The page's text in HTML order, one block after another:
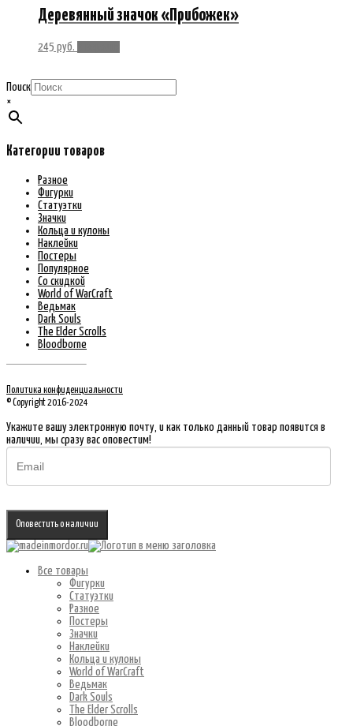
Деревянный значок «Прибожек»
245 руб.
Поиск
×
Категории товаров
Разное
Фигурки
Статуэтки
Значки
Кольца и кулоны
Наклейки
Постеры
Популярное
Со скидкой
World of WarCraft
Ведьмак
Dark Souls
The Elder Scrolls
Bloodborne
Политика конфиденциальности
© Copyright 2016-2024
Укажите вашу электронную почту, и как только данный товар появится в
наличии, мы сразу вас оповестим!
Оповестить о наличии
Все товары
Фигурки
Статуэтки
Разное
Постеры
Значки
Наклейки
Кольца и кулоны
World of WarCraft
Ведьмак
Dark Souls
The Elder Scrolls
Bloodborne